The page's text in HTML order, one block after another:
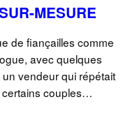
MESURE
de fiançailles comme
avec quelques
vendeur qui répétait
certains couples…